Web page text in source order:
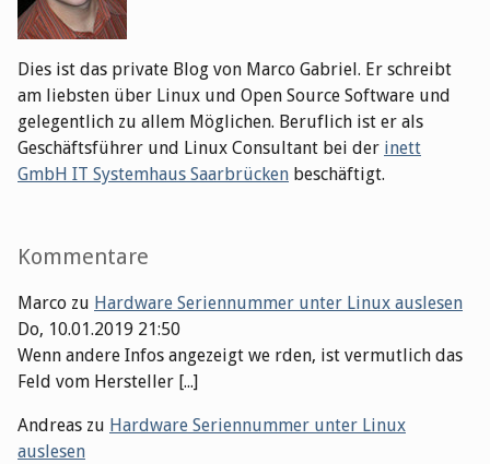
Dies ist das private Blog von Marco Gabriel. Er schreibt
am liebsten über Linux und Open Source Software und
gelegentlich zu allem Möglichen. Beruflich ist er als
Geschäftsführer und Linux Consultant bei der inett
GmbH IT Systemhaus Saarbrücken beschäftigt.
Kommentare
Marco zu Hardware Seriennummer unter Linux auslesen
Do, 10.01.2019 21:50
Wenn andere Infos angezeigt we rden, ist vermutlich das
Feld vom Hersteller [...]
Andreas zu Hardware Seriennummer unter Linux
auslesen